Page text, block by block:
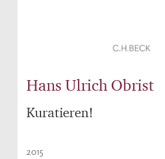
Hans Ulrich Obrist
Kuratieren!
2015